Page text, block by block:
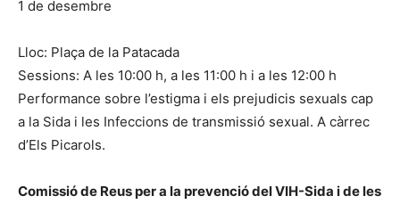
1 de desembre
Lloc: Plaça de la Patacada
Sessions: A les 10:00 h, a les 11:00 h i a les 12:00 h
Performance sobre l’estigma i els prejudicis sexuals cap
a la Sida i les Infeccions de transmissió sexual. A càrrec
d’Els Picarols.
Comissió de Reus per a la prevenció del VIH-Sida i de les